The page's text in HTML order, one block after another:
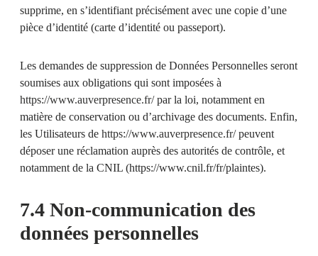
supprime, en s’identifiant précisément avec une copie d’une
pièce d’identité (carte d’identité ou passeport).
Les demandes de suppression de Données Personnelles seront
soumises aux obligations qui sont imposées à
https://www.auverpresence.fr/par la loi, notamment en
matière de conservation ou d’archivage des documents. Enfin,
les Utilisateurs de https://www.auverpresence.fr/peuvent
déposer une réclamation auprès des autorités de contrôle, et
notamment de la CNIL (https://www.cnil.fr/fr/plaintes).
7.4 Non-communication des
données personnelles